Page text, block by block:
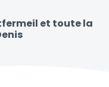
et toute la